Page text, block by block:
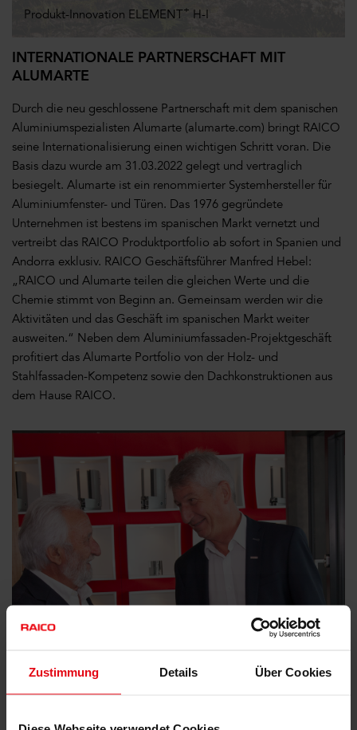
Zustimmung Details Über Cookies
Produkt-Innovation ELEMENT + H-I
INTERNATIONALE PARTNERSCHAFT MIT
ALUMARTE
Durch die neu geschlossene Partnerschaft mit dem spanischen
Aluminiumspezialisten Alumarte (alumarte.com) bringt RAICO
seine Internationalisierung einen wichtigen Schritt voran. Die
Basis dazu wurde am 31.03.2022 gelegt und vertraglich
besiegelt. Alumarte ist ein renommierter Systemhersteller für
Aluminiumfenster- und Türen. Das 1976 gegründete
Unternehmen ist bestens im spanischen Markt vernetzt und
vertreibt das RAICO Produktportfolio ab sofort in Spanien und
Andorra exklusiv. RAICO Geschäftsführer Manfred Hebel:
„RAICO und Alumarte teilen die gleichen Werte und die
Chemie stimmt von Beginn an. Gemeinsam werden wir die
Aktivitäten und das Geschäft im spanischen Markt weiter
ausweiten.“ Neben dem Aluminiumfassaden-Projektgeschäft
profitiert das Alumarte Portfolio von der Holz- und
Stahlfassaden-Kompetenz sowie den Dachkonstruktionen aus
dem Hause RAICO.